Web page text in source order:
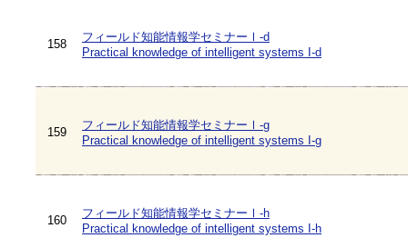
158
フィールド知能情報学セミナーⅠ-d
Practical knowledge of intelligent systems I-d
159
フィールド知能情報学セミナーⅠ-g
Practical knowledge of intelligent systems I-g
160
フィールド知能情報学セミナーⅠ-h
Practical knowledge of intelligent systems I-h